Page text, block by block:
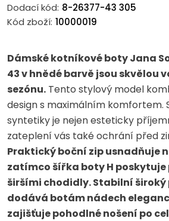
Dodací kód: 8-26377-43 305
Kód zboží: 10000019
Dámské kotníkové boty Jana
43 v hnědé barvě jsou skvělou
sezónu. Tento stylový model
design s maximálním komfortem.
syntetiky je nejen esteticky
zateplení vás také ochrání před
Praktický boční zip usnadňuje
zatímco šířka boty H poskytuje
širšími chodidly. Stabilní
dodává botám nádech
zajišťuje pohodlné nošení po